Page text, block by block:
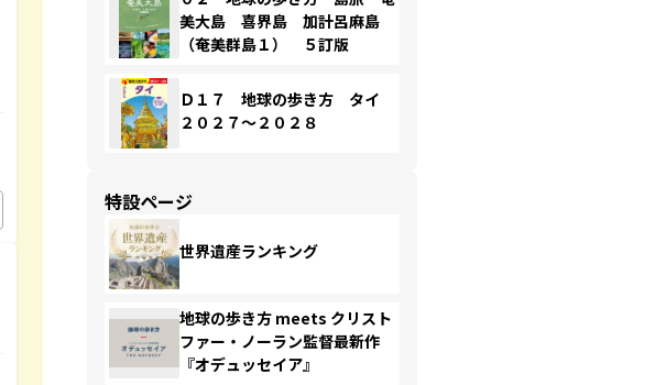
美大島 喜界島 加計呂麻島
（奄美群島１） ５訂版
Ｄ１７ 地球の歩き方 タイ
２０２７～２０２８
特設ページ
世界遺産ランキング
地球の歩き方 meets クリスト
ファー・ノーラン監督最新作
『オデュッセイア』